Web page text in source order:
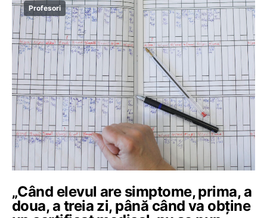
Profesori
„Când elevul are simptome, prima, a
doua, a treia zi, până când va obține